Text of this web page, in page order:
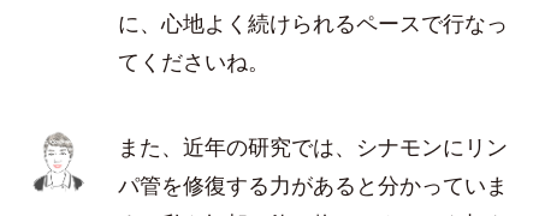
に、心地よく続けられるペースで行なっ
てくださいね。
また、近年の研究では、シナモンにリン
パ管を修復する力があると分かっていま